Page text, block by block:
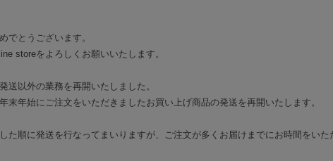
でとうございます。
storeをよろしくお願いいたします。
送以外の業務を再開いたしました。
末年始にご注文をいただきましたお買い上げ商品の発送を再開いたします。
た順に発送を行なってまいりますが、ご注文が多くお届けまでにお時間をいた